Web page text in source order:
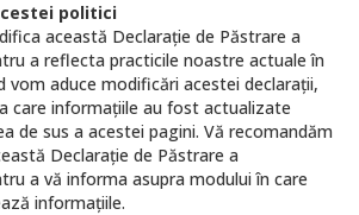
politici
această Declaraţie de Păstrare a
a reflecta practicile noastre actuale în
vom aduce modificări acestei declaraţii,
care informaţiile au fost actualizate
de sus a acestei pagini. Vă recomandăm
Declaraţie de Păstrare a
a vă informa asupra modului în care
informaţiile.